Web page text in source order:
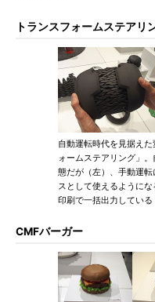
トランスフォームステアリ
自動運転時代を見据え
ォームステアリング」
態だが（左）、手動運
スとして使えるように
印刷で一括出力している
CMFバーガー